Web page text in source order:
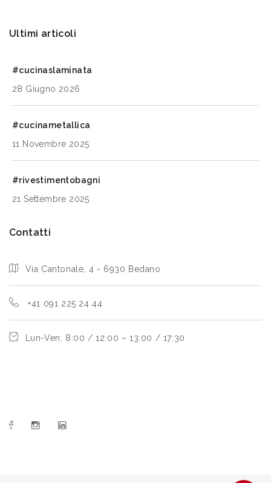
Ultimi articoli
#cucinaslaminata
28 Giugno 2026
#cucinametallica
11 Novembre 2025
#rivestimentobagni
21 Settembre 2025
Contatti
Via Cantonale, 4 - 6930 Bedano
+41 091 225 24 44
Lun-Ven: 8:00 / 12:00 – 13:00 / 17:30